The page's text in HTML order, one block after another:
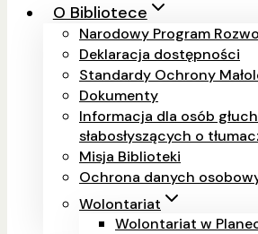
O Bibliotece
Narodowy Program
Deklaracja dostępności
Standardy Ochrony
Dokumenty
Informacja dla osób
słabosłyszących o
Misja Biblioteki
Ochrona danych
Wolontariat
Wolontariat w